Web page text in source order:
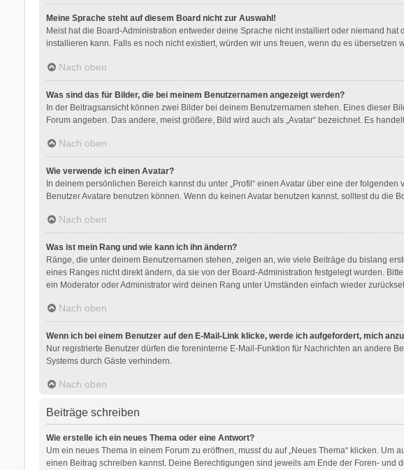
Meine Sprache steht auf diesem Board nicht zur Auswahl!
Meist hat die Board-Administration entweder deine Sprache nicht installiert oder niemand
installieren kann. Falls es noch nicht existiert, würden wir uns freuen, wenn du es übersetzen
Nach oben
Was sind das für Bilder, die bei meinem Benutzernamen angezeigt werden?
In der Beitragsansicht können zwei Bilder bei deinem Benutzernamen stehen. Eines dieser
Forum angeben. Das andere, meist größere, Bild wird auch als „Avatar“ bezeichnet. Es
Nach oben
Wie verwende ich einen Avatar?
In deinem persönlichen Bereich kannst du unter „Profil“ einen Avatar über eine der
Benutzer Avatare benutzen können. Wenn du keinen Avatar benutzen kannst, solltest du die
Nach oben
Was ist mein Rang und wie kann ich ihn ändern?
Ränge, die unter deinem Benutzernamen stehen, zeigen an, wie viele Beiträge du bislang
eines Ranges nicht direkt ändern, da sie von der Board-Administration festgelegt wurden.
ein Moderator oder Administrator wird deinen Rang unter Umständen einfach wieder
Nach oben
Wenn ich bei einem Benutzer auf den E-Mail-Link klicke, werde ich aufgefordert, mich
Nur registrierte Benutzer dürfen die foreninterne E-Mail-Funktion für Nachrichten an andere
Systems durch Gäste verhindern.
Nach oben
Beiträge schreiben
Wie erstelle ich ein neues Thema oder eine Antwort?
Um ein neues Thema in einem Forum zu eröffnen, musst du auf „Neues Thema“ klicken.
einen Beitrag schreiben kannst. Deine Berechtigungen sind jeweils am Ende der Foren- und